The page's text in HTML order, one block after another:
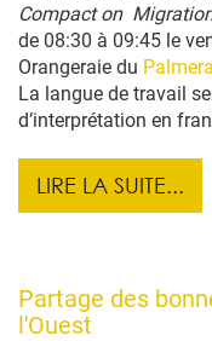
Compact on
de 08:30 à 09:45 le
Orangeraie du
La langue de travail
d’interprétation en
LIRE LA SUITE...
Partage des
l'Ouest